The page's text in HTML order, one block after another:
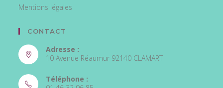
Mentions légales
CONTACT
Adresse :
10 Avenue Réaumur 92140 CLAMART
Téléphone :